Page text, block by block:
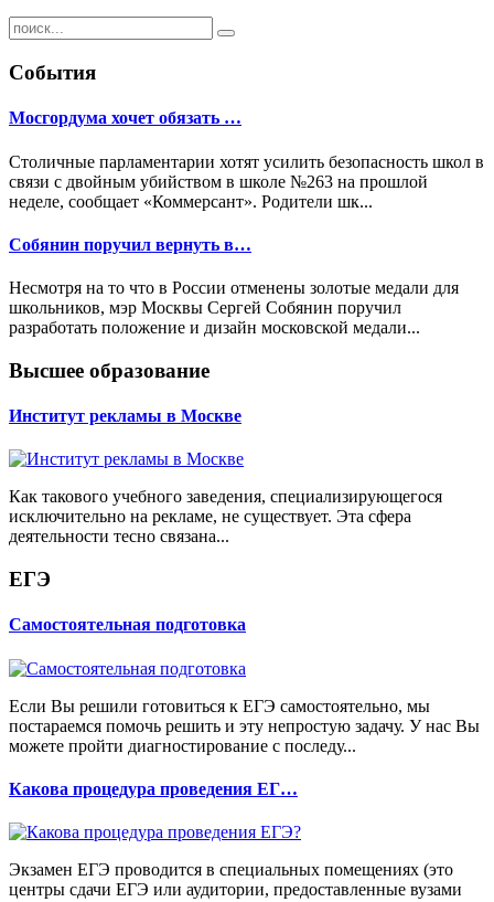
События
Мосгордума хочет обязать …
Столичные парламентарии хотят усилить безопасность школ в
связи с двойным убийством в школе №263 на прошлой
неделе, сообщает «Коммерсант». Родители шк...
Собянин поручил вернуть в…
Несмотря на то что в России отменены золотые медали для
школьников, мэр Москвы Сергей Собянин поручил
разработать положение и дизайн московской медали...
Высшее образование
Институт рекламы в Москве
Как такового учебного заведения, специализирующегося
исключительно на рекламе, не существует. Эта сфера
деятельности тесно связана...
ЕГЭ
Самостоятельная подготовка
Если Вы решили готовиться к ЕГЭ самостоятельно, мы
постараемся помочь решить и эту непростую задачу. У нас Вы
можете пройти диагностирование с последу...
Какова процедура проведения ЕГ…
Экзамен ЕГЭ проводится в специальных помещениях (это
центры сдачи ЕГЭ или аудитории, предоставленные вузами